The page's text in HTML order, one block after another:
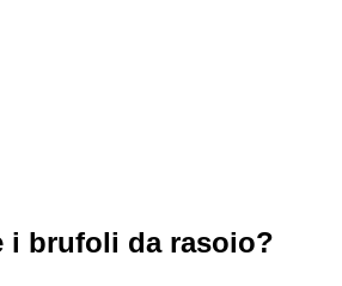
i brufoli da rasoio?